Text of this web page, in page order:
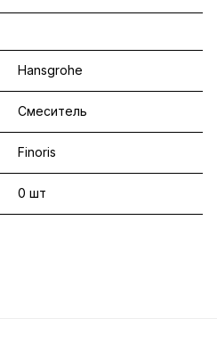
Hansgrohe
Смеситель
Finoris
0 шт